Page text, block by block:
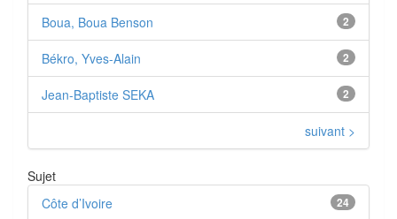
2
Boua, Boua Benson
2
Békro, Yves-Alain
2
Jean-Baptiste SEKA
suivant >
Sujet
24
Côte d’Ivoire